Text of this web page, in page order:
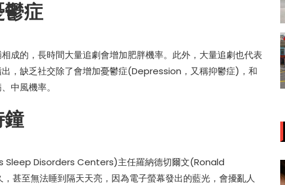
鬱症
成的，長時間大量追劇會增加肥胖機率。此外，大量追劇也代表
，缺乏社交除了會增加憂鬱症(Depression，又稱抑鬱症)，和
中風機率。
鐘
Sleep Disorders Centers)主任羅納德切爾文(Ronald
甚至無法睡到隔天天亮，因為電子螢幕發出的藍光，會擾亂人